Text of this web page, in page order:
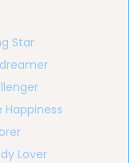
Star
Happiness
Lover